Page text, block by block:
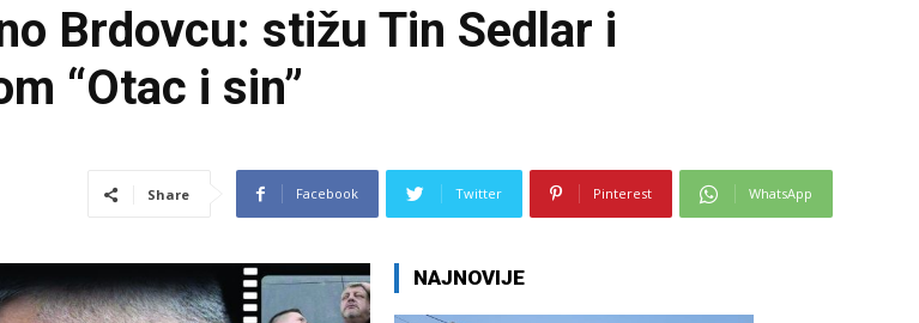
Brdovcu: stižu Tin Sedlar i
“Otac i sin”
Share Facebook Twitter Pinterest WhatsApp
NAJNOVIJE